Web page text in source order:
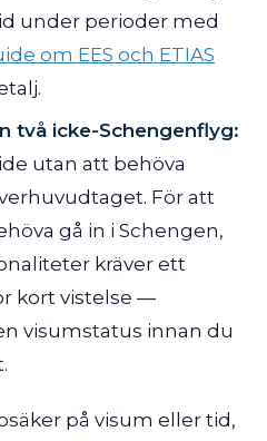
under perioder med
om EES och ETIAS
två icke-Schengenflyg:
utan att behöva
För att
gå in i Schengen,
kräver ett
kort vistelse —
visumstatus innan du
på visum eller tid,